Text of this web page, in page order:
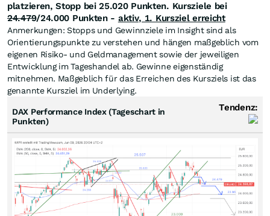
platzieren, Stopp bei 25.020 Punkten. Kursziele bei
24.479/24.000 Punkten - aktiv, 1. Kursziel erreicht
Anmerkungen: Stopps und Gewinnziele im Insight sind als
Orientierungspunkte zu verstehen und hängen maßgeblich vom
eigenen Risiko- und Geldmanagement sowie der jeweiligen
Entwicklung im Tageshandel ab. Gewinne eigenständig
mitnehmen. Maßgeblich für das Erreichen des Kursziels ist das
genannte Kursziel im Underlying.
DAX Performance Index (Tageschart in
Punkten)
Tendenz: